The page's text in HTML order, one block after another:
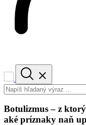
Botulizmus – z
aké príznaky naň